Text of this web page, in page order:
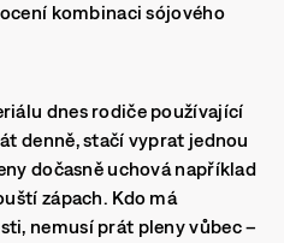
kombinaci sójového
dnes rodiče používající
denně, stačí vyprat jednou
dočasně uchová například
zápach. Kdo má
nemusí prát pleny vůbec –